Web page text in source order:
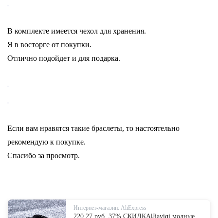
В комплекте имеется чехол для хранения.
Я в восторге от покупки.
Отлично подойдет и для подарка.
Если вам нравятся такие браслеты, то настоятельно
рекомендую к покупке.
Спасибо за просмотр.
Интернет-магазин: AliExpress
220.27 руб. 37% СКИДКА|Jiayiqi модные